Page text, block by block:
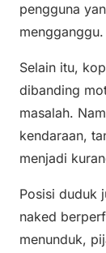
pengguna
mengganggu.
Selain itu,
dibanding
masalah.
kendaraan,
menjadi
Posisi duduk
naked
menunduk,